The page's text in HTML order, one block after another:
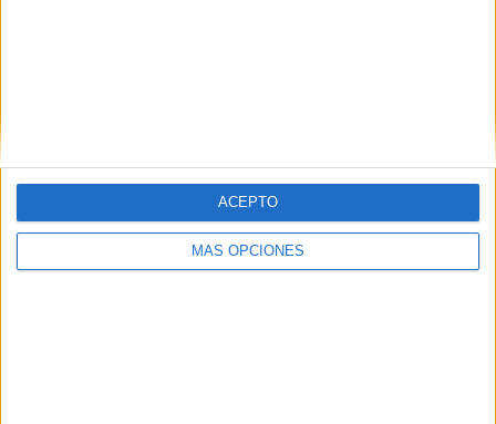
MÁS OPCIONES
ACEPTO
Domingo 9 de agosto de 2026
HACE 2 HORAS